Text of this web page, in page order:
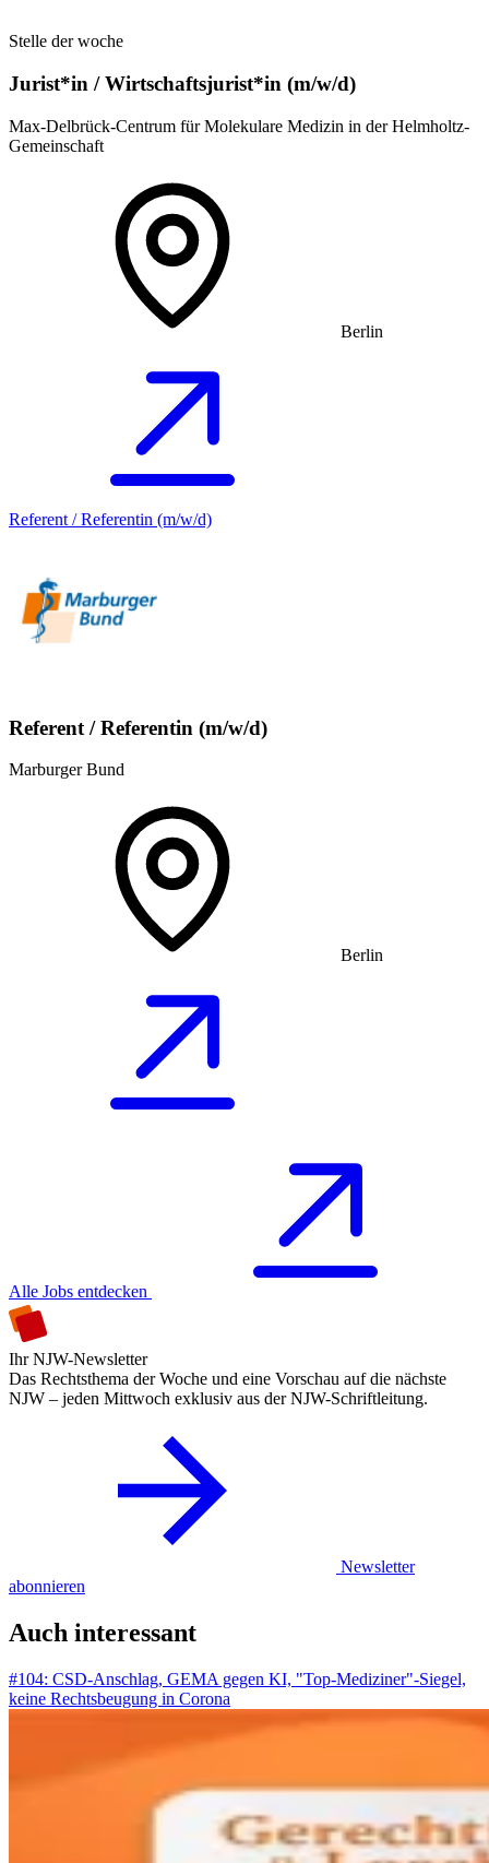
Stelle der woche
Jurist*in / Wirtschafts­jurist*in (m/w/d)
Max-Delbrück-Centrum für Molekulare Medizin in der Helmholtz-
Gemeinschaft
Berlin
Referent / Referentin (m/w/d)
Referent / Referentin (m/w/d)
Marburger Bund
Berlin
Alle Jobs entdecken
Ihr NJW-Newsletter
Das Rechtsthema der Woche und eine Vorschau auf die nächste
NJW – jeden Mittwoch exklusiv aus der NJW-Schriftleitung.
Newsletter
abonnieren
Auch interessant
#104: CSD-Anschlag, GEMA gegen KI, "Top-Mediziner"-Siegel,
keine Rechtsbeugung in Corona